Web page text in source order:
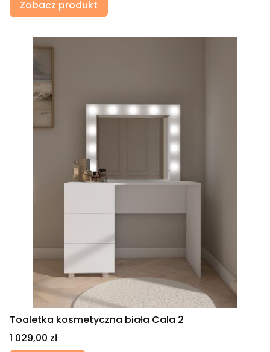
Zobacz produkt
Toaletka kosmetyczna biała Cala 2
Cena
1 029,00 zł